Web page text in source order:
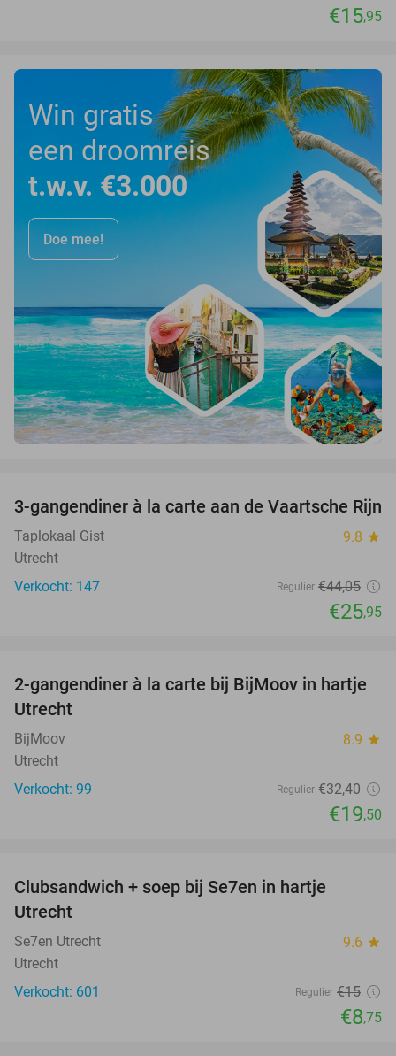
€15,95
Win gratis
een droomreis
t.w.v. €3.000
Doe mee!
41%
3-gangendiner à la carte aan de Vaartsche Rijn
Taplokaal Gist 9.8 star
Utrecht
Verkocht: 147
Regulier €44,05
€25,95
40%
2-gangendiner à la carte bij BijMoov in hartje
Utrecht
BijMoov 8.9 star
Utrecht
Verkocht: 99
Regulier €32,40
€19,50
Clubsandwich + soep bij Se7en in hartje
Utrecht
Se7en Utrecht 9.6 star
Utrecht
Verkocht: 601
Regulier €15
€8,75